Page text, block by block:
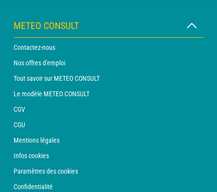
METEO CONSULT
Contactez-nous
Nos offres d'emploi
Tout savoir sur METEO CONSULT
Le modèle METEO CONSULT
CGV
CGU
Mentions légales
Infos cookies
Paramètres des cookies
Confidentialité